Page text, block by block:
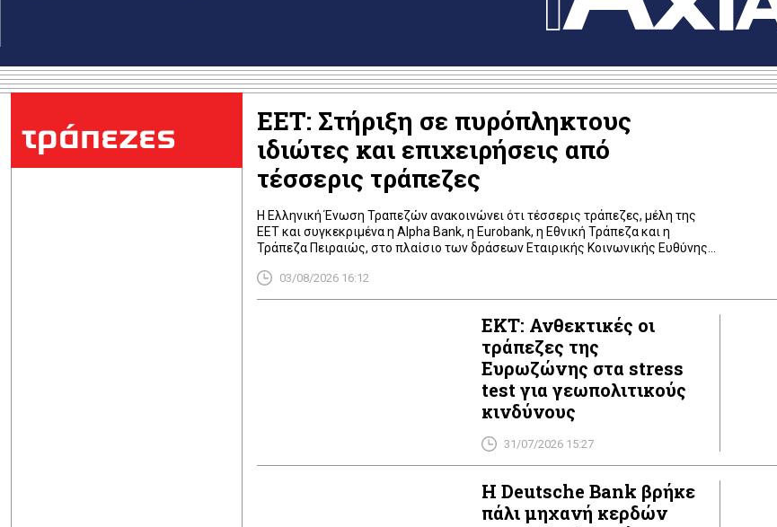
τράπεζες
ΕΕΤ: Στήριξη σε πυρόπληκτους
ιδιώτες και επιχειρήσεις από
τέσσερις τράπεζες
Η Ελληνική Ένωση Τραπεζών ανακοινώνει ότι τέσσερις τράπεζες, μέλη της
ΕΕΤ και συγκεκριμένα η Alpha Bank, η Eurobank, η Εθνική Τράπεζα και η
Τράπεζα Πειραιώς, στο πλαίσιο των δράσεων Εταιρικής Κοινωνικής Ευθύνης
πρόσφατες πυρκαγιές. Πρόκειται για μέτρα στήριξης οικογενειών των
θυμάτων καθώς και επιχειρήσεων και ιδιωτών […]
03/08/2026 16:12
ΕΚΤ: Ανθεκτικές οι
τράπεζες της
Ευρωζώνης στα stress
test για γεωπολιτικούς
κινδύνους
31/07/2026 15:27
Η Deutsche Bank βρήκε
πάλι μηχανή κερδών